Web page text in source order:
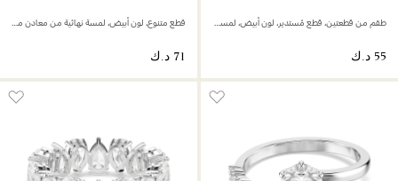
طقم من قطعتين، قطع مُستدير، لون أبيض، لمسة نهائية من الذهب عيار 18 قيراط قطع متنوع، لون أبيض، لمسة نهائية من معادن مختلطة